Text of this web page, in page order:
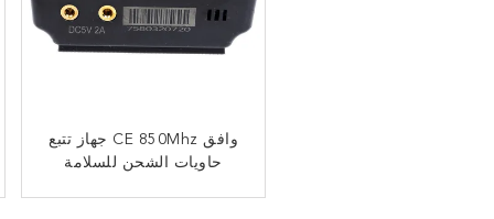
وافق CE 850Mhz جهاز تتبع
حاويات الشحن للسلامة
JT701 موقع تعقب الوقت
الحقيقي ، أجهزة تتبع البضائع